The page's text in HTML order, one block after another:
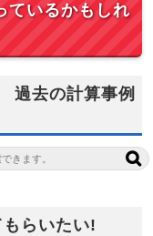
ているかもしれ
過去の計算事例
らいたい!